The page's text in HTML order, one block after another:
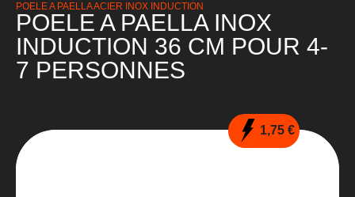
POELE A PAELLA ACIER INOX INDUCTION
POELE A PAELLA INOX
INDUCTION 36 CM POUR 4-
7 PERSONNES
1,75 €